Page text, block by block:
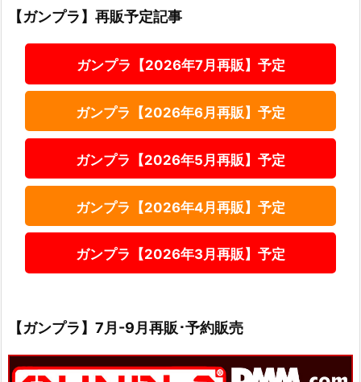
【ガンプラ】再販予定記事
ガンプラ【2026年7月再販】予定
ガンプラ【2026年6月再販】予定
ガンプラ【2026年5月再販】予定
ガンプラ【2026年4月再販】予定
ガンプラ【2026年3月再販】予定
【ガンプラ】7月-9月再販･予約販売